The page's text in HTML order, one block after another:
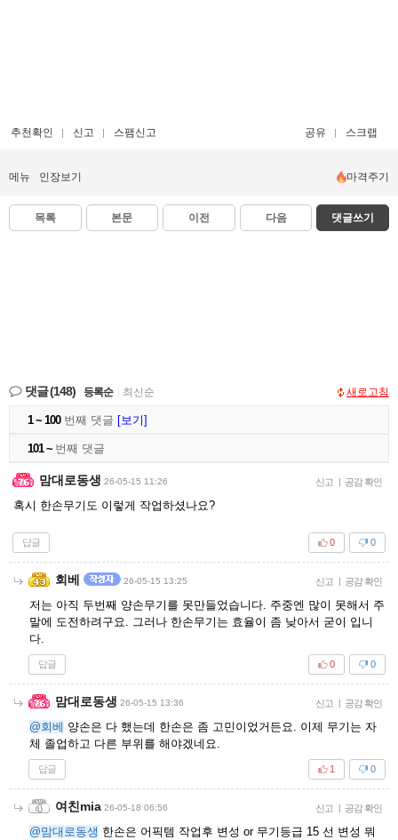
추천확인 신고 스팸신고 공유 스크랩
메뉴 인장보기 마격주기
목록 본문 이전 다음 댓글쓰기
댓글(148) 등록순 최신순 새로고침
1 ~ 100번째 댓글 [보기]
101 ~ 번째 댓글
맘대로동생 26-05-15 11:26 신고 | 공감 확인
혹시 한손무기도 이렇게 작업하셨나요?
답글 0
0
회베 26-05-15 13:25 신고 | 공감 확인
저는 아직 두번째 양손무기를 못만들었습니다. 주중엔 많이 못해서 주
말에 도전하려구요. 그러나 한손무기는 효율이 좀 낮아서 굳이 입니
다.
답글 0
0
맘대로동생 26-05-15 13:36 신고 | 공감 확인
@회베 양손은 다 했는데 한손은 좀 고민이었거든요. 이제 무기는 자
체 졸업하고 다른 부위를 해야겠네요.
답글 0
1
여친mia 26-05-18 06:56 신고 | 공감 확인
@맘대로동생 한손은 어픽템 작업후 변성 or 무기등급 15 선 변성 뭐